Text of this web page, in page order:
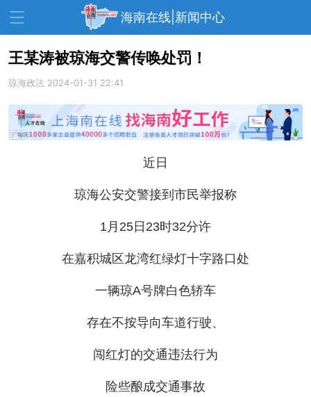
海南在线|新闻中心
资讯中心 热点
文体 财经
教育 健康 房产
美食
演出 活动
走读海南 周末去哪儿
天涯企服
王某涛被琼海交警传唤处罚！
琼海政法 2024-01-31 22:41
近日
琼海公安交警接到市民举报称
1月25日23时32分许
在嘉积城区龙湾红绿灯十字路口处
一辆琼A号牌白色轿车
存在不按导向车道行驶、
闯红灯的交通违法行为
险些酿成交通事故